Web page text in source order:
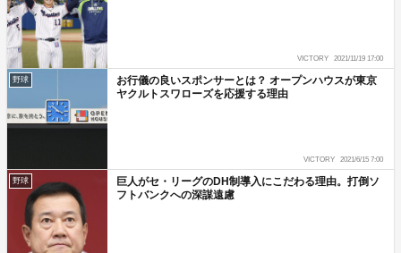
VICTORY 2021/11/19 17:00
野球
お行儀の良いスポンサーとは？ オープンハウスが東京
ヤクルトスワローズを応援する理由
VICTORY 2021/6/15 7:00
野球
巨人がセ・リーグのDH制導入にこだわる理由。打倒ソ
フトバンクへの深謀遠慮